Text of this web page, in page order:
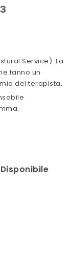
Service). La
fanno un
del terapista.
Disponibile